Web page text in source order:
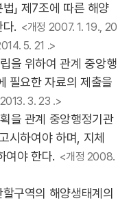
」 제7조에 따른 해양
. <개정 2007. 1. 19., 20
5. 21 .>
을 위하여 관계 중앙행
필요한 자료의 제출을
3. 23 .>
을 관계 중앙행정기관
시하여야 하며, 지체
여야 한다. <개정 2008.
구역의 해양생태계의